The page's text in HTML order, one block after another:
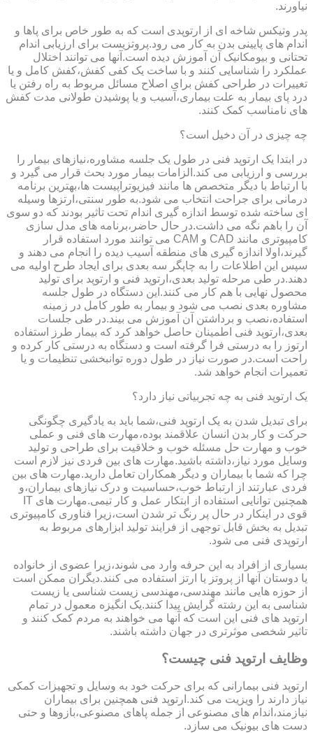
نیاورند.
پدر وتیکس شاخه ای از ارتوپدی است که به طور خاص برای پاها و
اندام های پایینی بدن به کار می رود.پروتزیست برای ارزیابی اندام
تحتانی و بیومکانیک آن آموزش دیده است.آنها می توانند اختلال
عملکرد را شناسایی کنند و با ساخت یک کفی کفش،کفش کامل و یا
تغییرات در طراحی کفش برای اصلاح مسائل مربوط به راه رفتن یا
درد پای بیمار به علت بیماری،آسیب و یا پوشیدن طولانی مدت کفش
های نامناسب کمک کنند.
چه چیزی در آن دخیل است؟
در ابتدا یک ارتوپد فنی در طول یک جلسه مشاوره،نیازهای بیمار را
بررسی و ارزیابی می کند.الزامات بیمار مورد بحث قرار می گیرد و
با ارتباط با دیگر متخصص ها مانند فیزیوتراپیست ها،بهترین برنامه
درمانی برای جراحت انتخاب می شود.به طور سنتی،ارتزها وسیله
ای ساخته شده توسط اندازه گیری اندام تحت تاثیر بودند که دو سوی
آن را باهم نگه می داشت.در حال حاضر،برنامه های مدل سازی
کامپیوتری مانند CAD و CAM می توانند مورد استفاده قرار
گیرند،اولا اندازه گیری های منطقه آسیب دیده را انجام می دهند و
سپس این اطلاعات را به چاپگر سه بعدی برای ایجاد طرح اولیه می
دهند.در طی مرحله تولید بعدی،ارتوپد فنی و ارتوپد برای تولید
محصول نهایی با هم کار می کنند.این دستگاه در طول جلسه
مشاوره بعدی نصب می شود و بیمار به طور کامل در زمینه
استفاده،نصب و برداشتن آن آموزش می بیند.در طی جلسات
بعدی،ارتوپد فنی اطمینان حاصل خواهد کرد که بیمار طرز استفاده
ارتوز را به درستی فرا گرفته است و دستگاه به درستی کار کرده و
راحت است.در صورت نیاز در طول دوره توانبخشی تنظیمات و یا
تعمیرات انجام خواهد شد.
یک ارتوپد فنی به چه تجربیاتی نیاز دارد؟
برای تبدیل شدن به یک ارتوپد فنی،شما باید به یادگیری چگونگی
حرکت و کار بدن انسان علاقمند بوده،مهارت های فنی و عملی
خوب و مهارت حل مسئله خوب و خلاقیت برای طراحی و تولید
وسایل مورد نیاز،داشته باشید.مهارت های بین فردی نیز لازم است
چرا که شما با بیماران و دیگر همکاران تعامل دارید.مهارت های بین
فردی عبارتند از ارتباط خوب،حساسیت و درک نیازهای بیماران،و
همچنین توانایی استفاده از ابتکار عمل و کار تیمی.مهارت های IT
قوی در اینکار در حال پر رنگ تر شدن است،زیرا فناوری کامپیوتری
تبدیل به بخش قابل توجهی از فرایند تولید ابزارهای مربوط به
ارتوپدی فنی می شود.
بسیاری از افراد به این حرفه وارد می شوند،زیرا عضوی از خانواده
یا دوستان آنها از پروتز یا ارتز استفاده می کنند.دیگران ممکن است
از حوزه هایی مانند مهندسی،مهندسی زیست شناسی یا زیست
شناسی به این رشته گرایش پیدا کنند.یک انگیزه معمول در تمام
ارتوپد های فنی این است که آنها می خواهند به مردم کمک کنند و
تاثیر شخصی موثرتری در جهان داشته باشند.
وظایف ارتوپد فنی چیست؟
ارتوپد فنی بیمارانی که برای حرکت خود به وسایل و تجهیزات کمکی
نیاز دارند را ویزیت می کند.ارتوپد فنی همچنین برای بیماران
نیازمند،اندام های مصنوعی از جمله پاهای مصنوعی،بازوها و حتی
دست های بیونیک می سازد.